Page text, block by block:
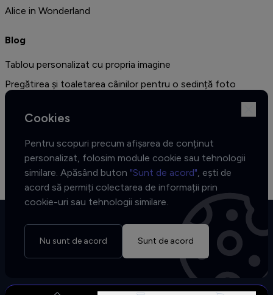
Alice in Wonderland
Blog
Tablou personalizat cu propria imagine
Pregătirea și toaletarea câinilor pentru o sedință foto
profesională
Amenajarea unui dormitor în stil vintage - cele mai bune idei
Colecția African Muse - Cele trei fețe ale inspirației
Copyrights © 2026 Tablofy
Cookies
Pentru scopuri precum afișarea de conținut
personalizat, folosim module cookie sau tehnologii
similare. Apăsând buton "Sunt de acord", ești de
acord să permiți colectarea de informații prin
cookie-uri sau tehnologii similare.
Nu sunt de acord Sunt de acord